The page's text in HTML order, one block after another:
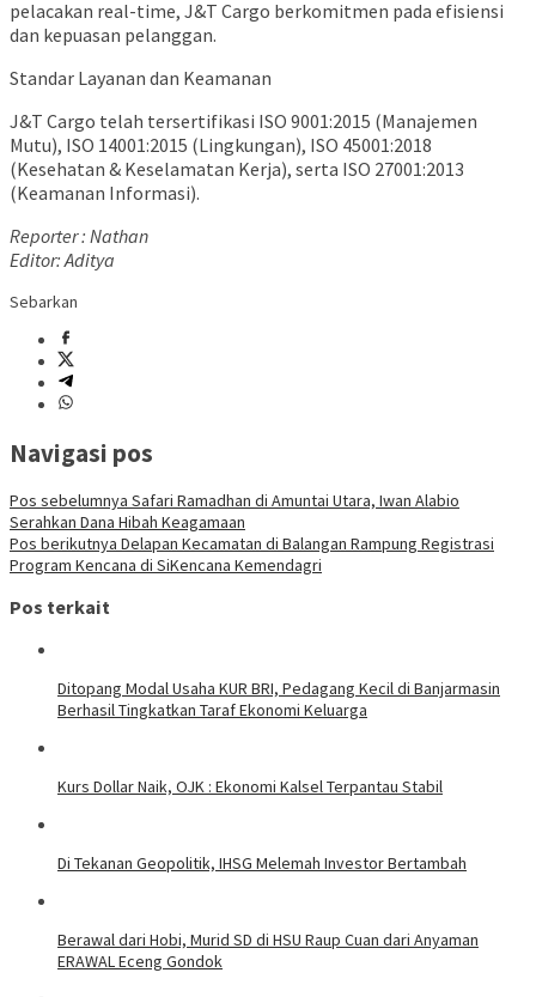
pelacakan real-time, J&T Cargo berkomitmen pada efisiensi
dan kepuasan pelanggan.
Standar Layanan dan Keamanan
J&T Cargo telah tersertifikasi ISO 9001:2015 (Manajemen
Mutu), ISO 14001:2015 (Lingkungan), ISO 45001:2018
(Kesehatan & Keselamatan Kerja), serta ISO 27001:2013
(Keamanan Informasi).
Reporter : Nathan
Editor: Aditya
Sebarkan
Navigasi pos
Pos sebelumnya Safari Ramadhan di Amuntai Utara, Iwan Alabio
Serahkan Dana Hibah Keagamaan
Pos berikutnya Delapan Kecamatan di Balangan Rampung Registrasi
Program Kencana di SiKencana Kemendagri
Pos terkait
Ditopang Modal Usaha KUR BRI, Pedagang Kecil di Banjarmasin
Berhasil Tingkatkan Taraf Ekonomi Keluarga
Kurs Dollar Naik, OJK : Ekonomi Kalsel Terpantau Stabil
Di Tekanan Geopolitik, IHSG Melemah Investor Bertambah
Berawal dari Hobi, Murid SD di HSU Raup Cuan dari Anyaman
ERAWAL Eceng Gondok